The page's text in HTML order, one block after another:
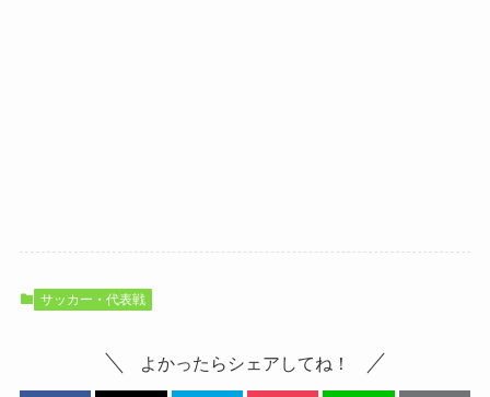
サッカー・代表戦
よかったらシェアしてね！